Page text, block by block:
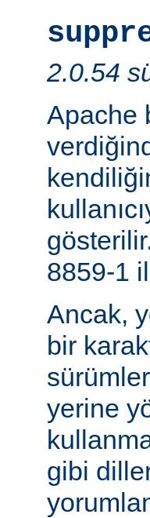
2.0.54
Apache
8859-1
Ancak,
bir
yerine
gibi